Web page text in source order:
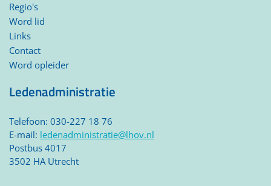
Regio's
Word lid
Links
Contact
Word opleider
Ledenadministratie
Telefoon: 030-227 18 76
E-mail: ledenadministratie@lhov.nl
Postbus 4017
3502 HA Utrecht